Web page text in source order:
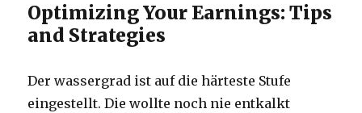
Optimizing Your Earnings: Tips
and Strategies
Der wassergrad ist auf die härteste Stufe
eingestellt. Die wollte noch nie entkalkt